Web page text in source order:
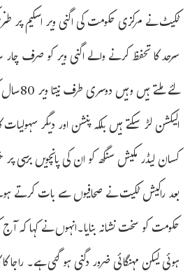
ٹکیٹ نے مرکزی حکومت کی اگنی ویر اسکیم پر
سرحد کا تحفظ کرنے والے اگنی ویر کو صرف
لئے
الیکشن لڑسکتے ہیں بلکہ پنشن اور دیگر
کسان لیڈر مکیش سنگھ کو ان کی پانچویں
بعد راکیش ٹکیت نے صحافیوں سے بات کرتے
حکومت کو سخت نشانہ بنایا۔انہوں نے کہا کہ